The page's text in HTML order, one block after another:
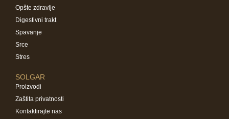
Opšte zdravlje
Digestivni trakt
Spavanje
Srce
Stres
SOLGAR
Proizvodi
Zaštita privatnosti
Kontaktirajte nas